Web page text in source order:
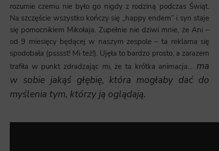
rozumie czemu nie było go nigdy z rodziną podczas Świąt.
Na szczęście wszystko kończy się „happy endem” i syn staje
się pomocnikiem Mikołaja. Zupełnie nie dziwi mnie, że Ani –
od 9 miesięcy będącej w naszym zespole – ta reklama się
spodobała (psssst! Mi też!). Ujęła to bardzo prosto, a zarazem
trafiła w punkt zdradzając mi, że ta krótka animacja… ma
w sobie jakąś głębię, która mogłaby dać do
myślenia tym, którzy ją oglądają.